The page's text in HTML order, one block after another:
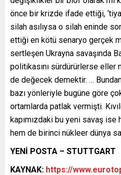
önce bir krizde ifade ettiği,
silah asılıysa o silah eninde
ettiği en kötü senaryo gerçek
sertleşen Ukrayna savaşında
politikasını sürdürürlerse eller
de değecek demektir. …
bazı yönleriyle bugüne göre
ortamlarda patlak vermişti.
kapımızdaki bu yeni savaş ise
hem de birinci nükleer dünya
YENİ POSTA – STUTTGART
KAYNAK: https://